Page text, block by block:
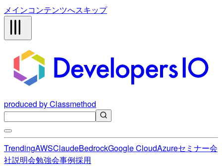
メインコンテンツへスキップ
produced by Classmethod
TrendingAWSClaudeBedrockGoogle CloudAzureセミナー会
社説明会勉強会事例採用